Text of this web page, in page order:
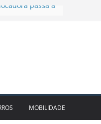
presença no
no 2T26 e
parceria para
MOBILIDADE